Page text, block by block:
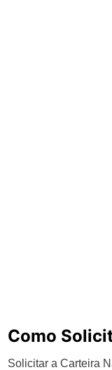
Como
Solicitar a Carteira